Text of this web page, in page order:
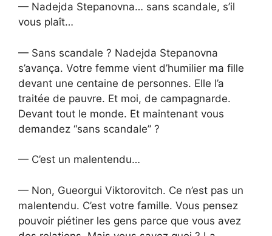
— Nadejda Stepanovna… sans scandale, s’il
vous plaît…
— Sans scandale ? Nadejda Stepanovna
s’avança. Votre femme vient d’humilier ma fille
devant une centaine de personnes. Elle l’a
traitée de pauvre. Et moi, de campagnarde.
Devant tout le monde. Et maintenant vous
demandez “sans scandale” ?
— C’est un malentendu…
— Non, Gueorgui Viktorovitch. Ce n’est pas un
malentendu. C’est votre famille. Vous pensez
pouvoir piétiner les gens parce que vous avez